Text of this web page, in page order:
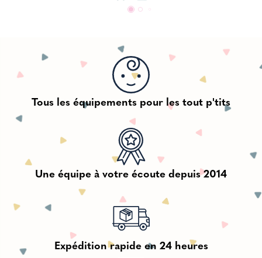
Tous les équipements pour les tout p'tits
Une équipe à votre écoute depuis 2014
Expédition rapide en 24 heures